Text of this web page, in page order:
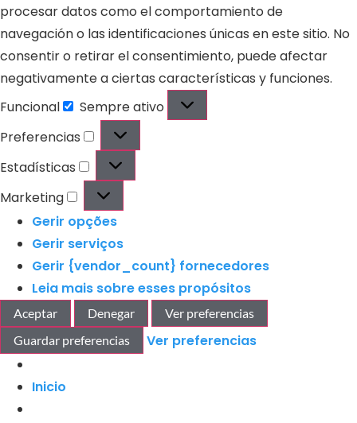
procesar datos como el comportamiento de
navegación o las identificaciones únicas en este sitio. No
consentir o retirar el consentimiento, puede afectar
negativamente a ciertas características y funciones.
Funcional
Sempre ativo
Preferencias
Estadísticas
Marketing
Gerir opções
Gerir serviços
Gerir {vendor_count} fornecedores
Leia mais sobre esses propósitos
Aceptar Denegar
Ver preferencias
Guardar preferencias
Ver preferencias
Inicio